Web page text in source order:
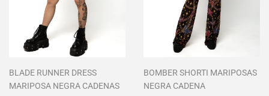
BLADE RUNNER DRESS
MARIPOSA NEGRA CADENAS
BOMBER SHORTI MARIPOSAS
NEGRA CADENA